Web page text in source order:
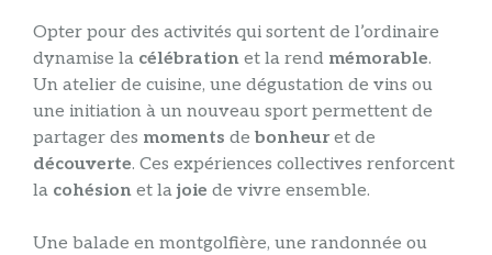
Opter pour des activités qui sortent de l’ordinaire
dynamise la célébration et la rend mémorable.
Un atelier de cuisine, une dégustation de vins ou
une initiation à un nouveau sport permettent de
partager des moments debonheuret de
découverte. Ces expériences collectives renforcent
la cohésion et la joie de vivre ensemble.
Une balade en montgolfière, une randonnée ou